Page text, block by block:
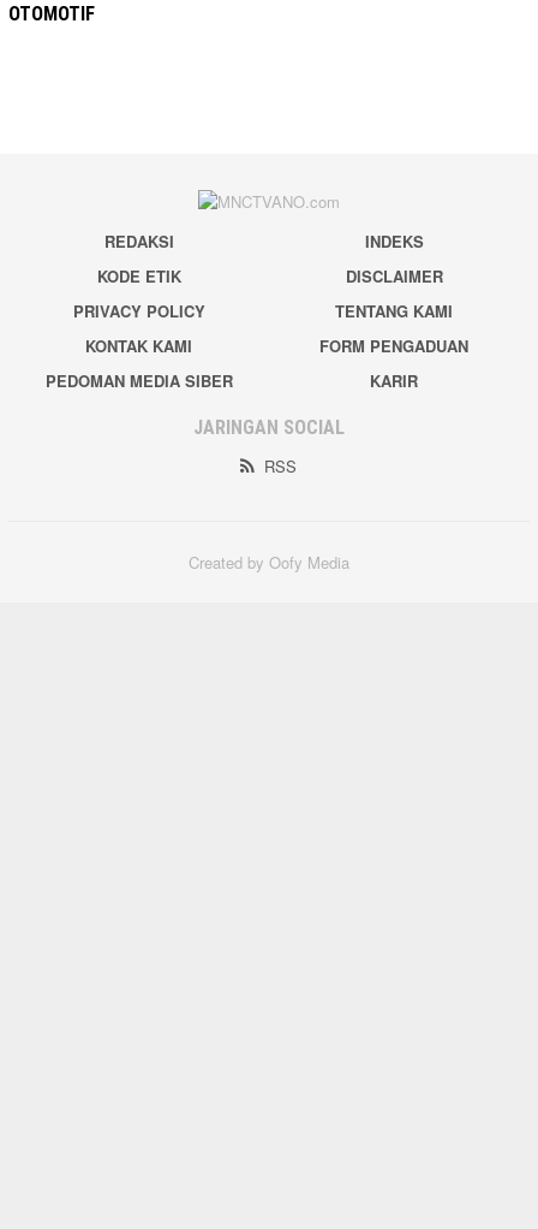
OTOMOTIF
REDAKSI
INDEKS
KODE ETIK
DISCLAIMER
PRIVACY POLICY
TENTANG KAMI
KONTAK KAMI
FORM PENGADUAN
PEDOMAN MEDIA SIBER
KARIR
JARINGAN SOCIAL
RSS
Created by Oofy Media